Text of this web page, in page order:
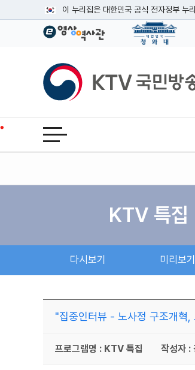
이 누리집은 대한민국 공식 전자정부 누
공식 누리집 주소 확인하기
이밖에 or.kr 또는 .kr등 다른 도메인 주소
운영중인 공식 누리집보기
KTV국민방송
전체메뉴 열기
KTV 특집
다시보기 미리보기
"집중인터뷰 - 노사정 구조개혁
프로그램명 : KTV 특집 작성자